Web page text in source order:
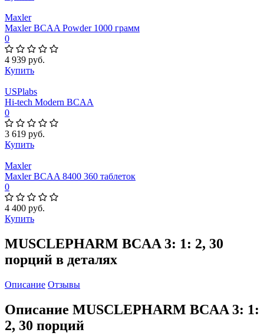
Maxler
Maxler BCAA Powder 1000 грамм
0
4 939 руб.
Купить
USPlabs
Hi-tech Modern BCAA
0
3 619 руб.
Купить
Maxler
Maxler BCAA 8400 360 таблеток
0
4 400 руб.
Купить
MUSCLEPHARM BCAA 3: 1: 2, 30
порций в деталях
Описание Отзывы
Описание MUSCLEPHARM BCAA 3: 1:
2, 30 порций